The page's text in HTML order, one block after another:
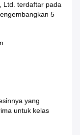
Ltd. terdaftar pada
5
yang
untuk kelas